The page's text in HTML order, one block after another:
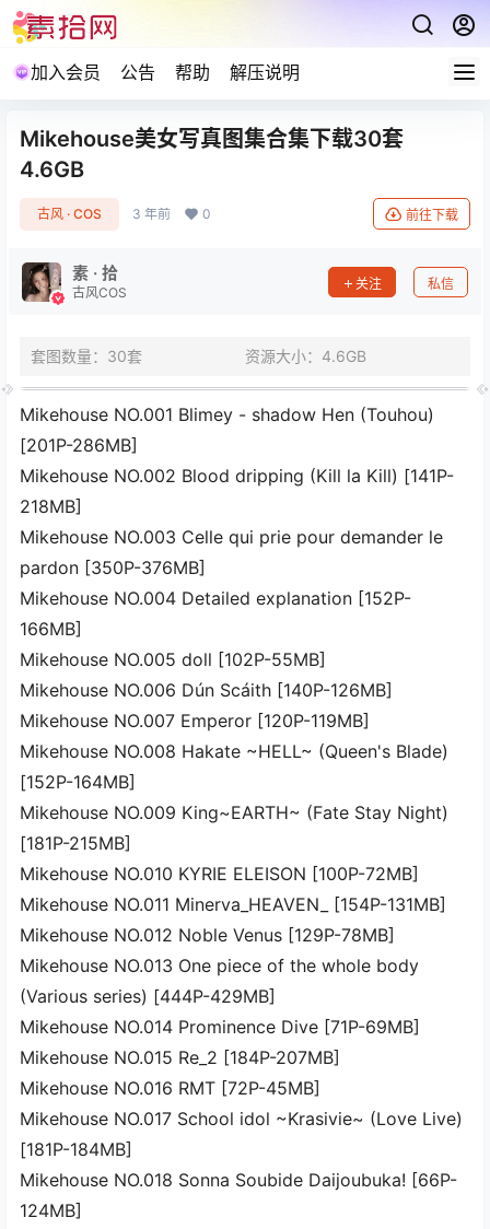
加入会员 公告 帮助 解压说明
Mikehouse美女写真图集合集下载30套
4.6GB
古风 · COS 3 年前 0 前往下载
素 · 拾
古风COS
关注 私信
套图数量：30套 资源大小：4.6GB
Mikehouse NO.001 Blimey - shadow Hen (Touhou)
[201P-286MB]
Mikehouse NO.002 Blood dripping (Kill la Kill) [141P-
218MB]
Mikehouse NO.003 Celle qui prie pour demander le
pardon [350P-376MB]
Mikehouse NO.004 Detailed explanation [152P-
166MB]
Mikehouse NO.005 doll [102P-55MB]
Mikehouse NO.006 Dún Scáith [140P-126MB]
Mikehouse NO.007 Emperor [120P-119MB]
Mikehouse NO.008 Hakate ~HELL~ (Queen's Blade)
[152P-164MB]
Mikehouse NO.009 King~EARTH~ (Fate Stay Night)
[181P-215MB]
Mikehouse NO.010 KYRIE ELEISON [100P-72MB]
Mikehouse NO.011 Minerva_HEAVEN_ [154P-131MB]
Mikehouse NO.012 Noble Venus [129P-78MB]
Mikehouse NO.013 One piece of the whole body
(Various series) [444P-429MB]
Mikehouse NO.014 Prominence Dive [71P-69MB]
Mikehouse NO.015 Re_2 [184P-207MB]
Mikehouse NO.016 RMT [72P-45MB]
Mikehouse NO.017 School idol ~Krasivie~ (Love Live)
[181P-184MB]
Mikehouse NO.018 Sonna Soubide Daijoubuka! [66P-
124MB]